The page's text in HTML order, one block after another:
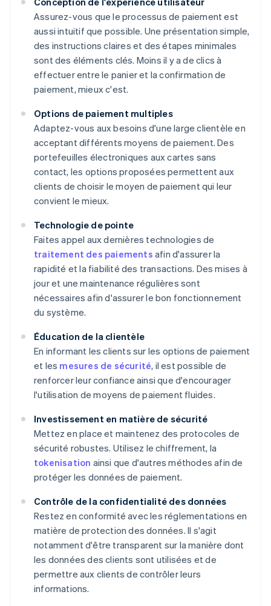
Assurez-vous que le processus de paiement est
aussi intuitif que possible. Une présentation simple,
des instructions claires et des étapes minimales
sont des éléments clés. Moins il y a de clics à
effectuer entre le panier et la confirmation de
paiement, mieux c'est.
Options de paiement multiples
Adaptez-vous aux besoins d'une large clientèle en
acceptant différents moyens de paiement. Des
portefeuilles électroniques aux cartes sans
contact, les options proposées permettent aux
clients de choisir le moyen de paiement qui leur
convient le mieux.
Technologie de pointe
Faites appel aux dernières technologies de
traitement des paiements afin d'assurer la
rapidité et la fiabilité des transactions. Des mises à
jour et une maintenance régulières sont
nécessaires afin d'assurer le bon fonctionnement
du système.
Éducation de la clientèle
En informant les clients sur les options de paiement
et les mesures de sécurité, il est possible de
renforcer leur confiance ainsi que d'encourager
l'utilisation de moyens de paiement fluides.
Investissement en matière de sécurité
Mettez en place et maintenez des protocoles de
sécurité robustes. Utilisez le chiffrement, la
tokenisation ainsi que d'autres méthodes afin de
protéger les données de paiement.
Contrôle de la confidentialité des données
Restez en conformité avec les réglementations en
matière de protection des données. Il s'agit
notamment d'être transparent sur la manière dont
les données des clients sont utilisées et de
permettre aux clients de contrôler leurs
informations.